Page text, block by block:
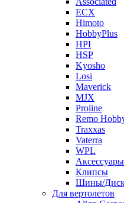
ECX
Himoto
HobbyPlus
HPI
HSP
Kyosho
Losi
Maverick
MJX
Proline
Remo
Traxxas
Vaterra
WPL
Аксессуары
Клипсы
Шины/
Для вертолетов